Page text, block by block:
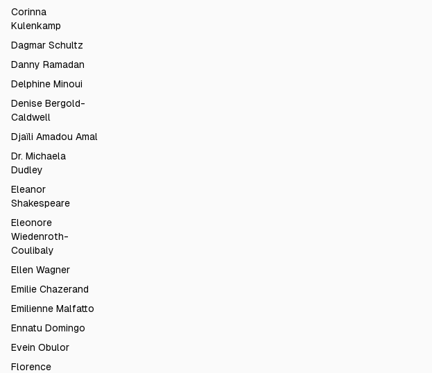
Corinna
Kulenkamp
Dagmar Schultz
Danny Ramadan
Delphine Minoui
Denise Bergold-
Caldwell
Djaïli Amadou Amal
Dr. Michaela
Dudley
Eleanor
Shakespeare
Eleonore
Wiedenroth-
Coulibaly
Ellen Wagner
Emilie Chazerand
Emilienne Malfatto
Ennatu Domingo
Evein Obulor
Florence